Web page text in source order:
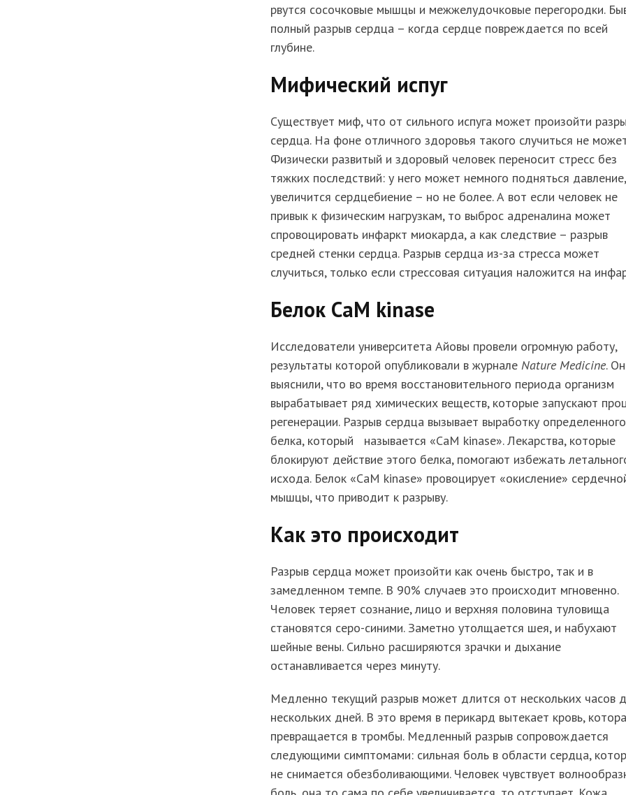
рвутся сосочковые мышцы и межжелудочковые перегородки.
полный разрыв сердца – когда сердце повреждается по всей
глубине.
Мифический испуг
Существует миф, что от сильного испуга может произойти
сердца. На фоне отличного здоровья такого случиться не
Физически развитый и здоровый человек переносит стресс без
тяжких последствий: у него может немного подняться давление,
увеличится сердцебиение – но не более. А вот если человек не
привык к физическим нагрузкам, то выброс адреналина может
спровоцировать инфаркт миокарда, а как следствие – разрыв
средней стенки сердца. Разрыв сердца из-за стресса может
случиться, только если стрессовая ситуация наложится на
Белок CaM kinase
Исследователи университета Айовы провели огромную работу,
результаты которой опубликовали в журнале Nature Medicine.
выяснили, что во время восстановительного периода организм
вырабатывает ряд химических веществ, которые запускают
регенерации. Разрыв сердца вызывает выработку определенного
белка, который называется «CaM kinase». Лекарства, которые
блокируют действие этого белка, помогают избежать
исхода. Белок «CaM kinase» провоцирует «окисление»
мышцы, что приводит к разрыву.
Как это происходит
Разрыв сердца может произойти как очень быстро, так и в
замедленном темпе. В 90% случаев это происходит мгновенно.
Человек теряет сознание, лицо и верхняя половина туловища
становятся серо-синими. Заметно утолщается шея, и набухают
шейные вены. Сильно расширяются зрачки и дыхание
останавливается через минуту.
Медленно текущий разрыв может длится от нескольких часов
нескольких дней. В это время в перикард вытекает кровь,
превращается в тромбы. Медленный разрыв сопровождается
следующими симптомами: сильная боль в области сердца,
не снимается обезболивающими. Человек чувствует